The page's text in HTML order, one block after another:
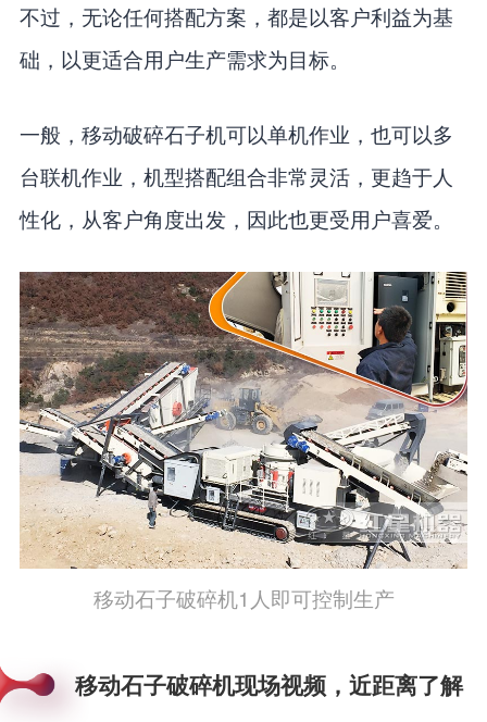
不过，无论任何搭配方案，都是以客户利益为基
础，以更适合用户生产需求为目标。
一般，移动破碎石子机可以单机作业，也可以多
台联机作业，机型搭配组合非常灵活，更趋于人
性化，从客户角度出发，因此也更受用户喜爱。
移动石子破碎机1人即可控制生产
移动石子破碎机现场视频，近距离了解